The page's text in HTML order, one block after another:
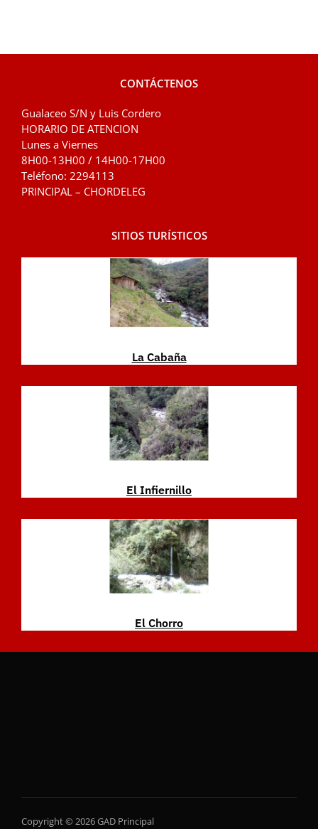
CONTÁCTENOS
Gualaceo S/N y Luis Cordero
HORARIO DE ATENCION
Lunes a Viernes
8H00-13H00 / 14H00-17H00
Teléfono: 2294113
PRINCIPAL – CHORDELEG
SITIOS TURÍSTICOS
La Cabaña
El Infiernillo
El Chorro
Copyright © 2026 GAD Principal